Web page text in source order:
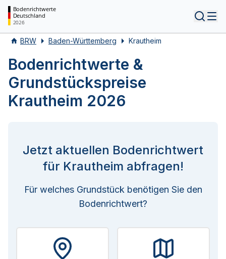
Bodenrichtwerte
Deutschland
2026
BRW Baden-Württemberg Krautheim
Bodenrichtwerte &
Grundstückspreise
Krautheim 2026
Jetzt aktuellen Bodenrichtwert
für Krautheim abfragen!
Für welches Grundstück benötigen Sie den
Bodenrichtwert?